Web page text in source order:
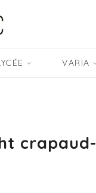
VARIA
crapaud-